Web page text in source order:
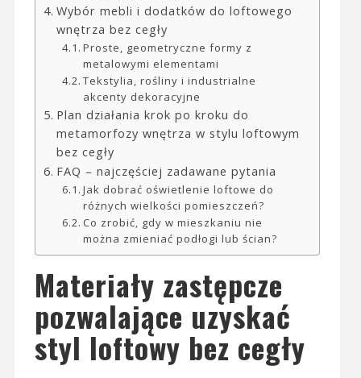
Wybór mebli i dodatków do loftowego
wnętrza bez cegły
Proste, geometryczne formy z
metalowymi elementami
Tekstylia, rośliny i industrialne
akcenty dekoracyjne
Plan działania krok po kroku do
metamorfozy wnętrza w stylu loftowym
bez cegły
FAQ – najczęściej zadawane pytania
Jak dobrać oświetlenie loftowe do
różnych wielkości pomieszczeń?
Co zrobić, gdy w mieszkaniu nie
można zmieniać podłogi lub ścian?
Materiały zastępcze
pozwalające uzyskać
styl loftowy bez cegły